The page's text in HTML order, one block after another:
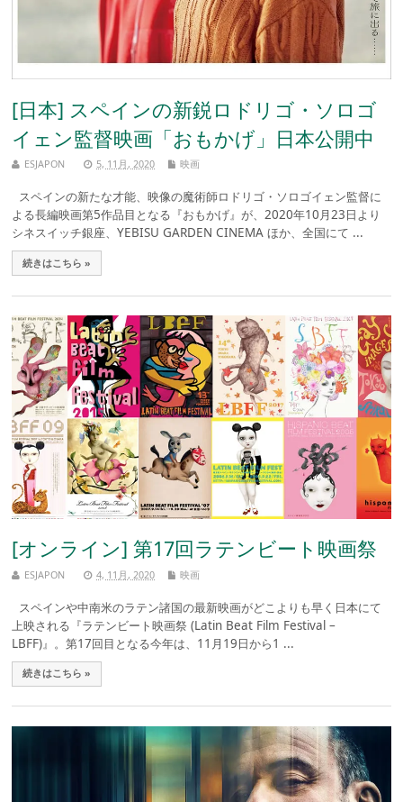
[日本] スペインの新鋭ロドリゴ・ソロゴ
イェン監督映画「おもかげ」日本公開中
ESJAPON 5, 11月, 2020 映画
スペインの新たな才能、映像の魔術師ロドリゴ・ソロゴイェン監督に
よる長編映画第5作品目となる『おもかげ』が、2020年10月23日より
シネスイッチ銀座、YEBISU GARDEN CINEMA ほか、全国にて ...
続きはこちら »
[オンライン] 第17回ラテンビート映画祭
ESJAPON 4, 11月, 2020 映画
スペインや中南米のラテン諸国の最新映画がどこよりも早く日本にて
上映される『ラテンビート映画祭 (Latin Beat Film Festival –
LBFF)』。第17回目となる今年は、11月19日から1 ...
続きはこちら »